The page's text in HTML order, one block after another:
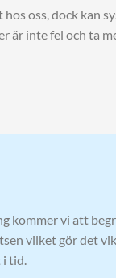
oss, dock kan
är inte fel och ta
kommer vi att
vilket gör det
tid.